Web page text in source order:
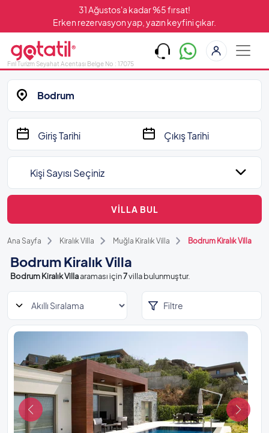
31 Ağustos'a kadar %5 fırsat!
Erken rezervasyon yap, yazın keyfini çıkar.
Fırıl Turizm Seyahat Acentası Belge No : 17075
Bodrum
Kişi Sayısı Seçiniz
VİLLA BUL
Ana Sayfa Kiralık Villa Muğla Kiralık Villa Bodrum Kiralık Villa
Bodrum Kiralık Villa
Bodrum Kiralık Villaaraması için7villa bulunmuştur.
Filtre